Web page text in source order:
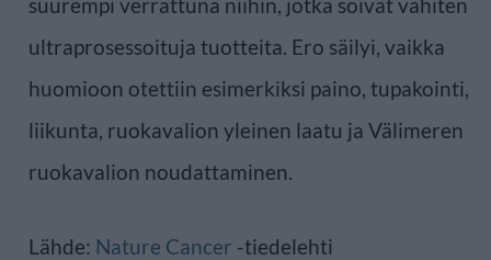
ultraprosessoituja tuotteita. Ero säilyi, vaikka
huomioon otettiin esimerkiksi paino, tupakointi,
liikunta, ruokavalion yleinen laatu ja Välimeren
ruokavalion noudattaminen.
Lähde: Nature Cancer -tiedelehti